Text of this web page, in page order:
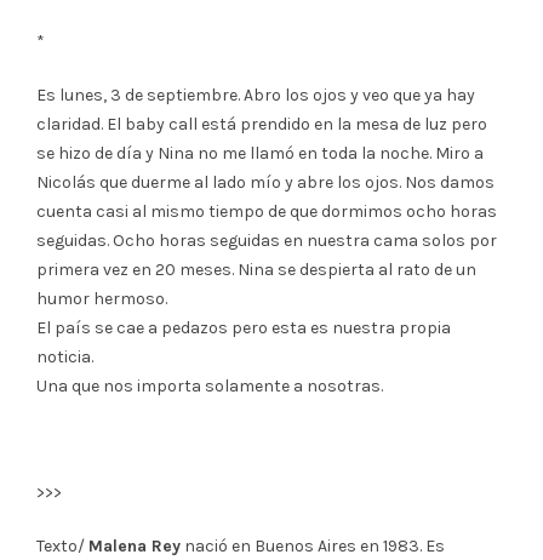
*
Es lunes, 3 de septiembre. Abro los ojos y veo que ya hay
claridad. El baby call está prendido en la mesa de luz pero
se hizo de día y Nina no me llamó en toda la noche. Miro a
Nicolás que duerme al lado mío y abre los ojos. Nos damos
cuenta casi al mismo tiempo de que dormimos ocho horas
seguidas. Ocho horas seguidas en nuestra cama solos por
primera vez en 20 meses. Nina se despierta al rato de un
humor hermoso.
El país se cae a pedazos pero esta es nuestra propia
noticia.
Una que nos importa solamente a nosotras.
>>>
Texto/ Malena Rey nació en Buenos Aires en 1983. Es